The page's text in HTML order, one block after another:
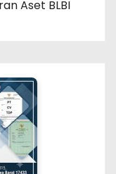
Aset BLBI